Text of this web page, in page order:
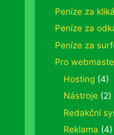
Peníze za
Peníze za
Peníze za
Pro
Hosting (4)
Nástroje (2)
Redakční
Reklama (4)